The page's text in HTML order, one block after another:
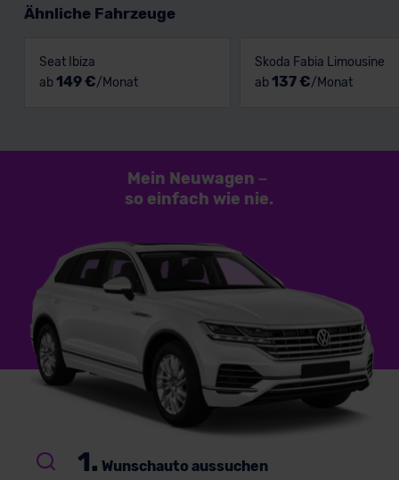
Ähnliche Fahrzeuge
Seat Ibiza
ab149 €/Monat
Skoda Fabia Limousine
ab137 €/Monat
Mein Neuwagen –
so einfach wie nie.
1. Wunschauto aussuchen